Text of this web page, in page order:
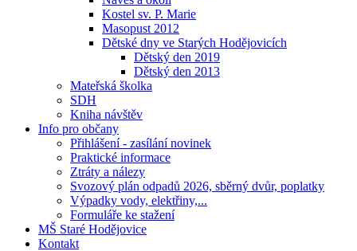
Kostel sv. P. Marie
Masopust 2012
Dětské dny ve Starých Hodějovicích
Dětský den 2019
Dětský den 2013
Mateřská školka
SDH
Kniha návštěv
Info pro občany
Přihlášení - zasílání novinek
Praktické informace
Ztráty a nálezy
Svozový plán odpadů 2026, sběrný dvůr, poplatky
Výpadky vody, elektřiny,...
Formuláře ke stažení
MŠ Staré Hodějovice
Kontakt